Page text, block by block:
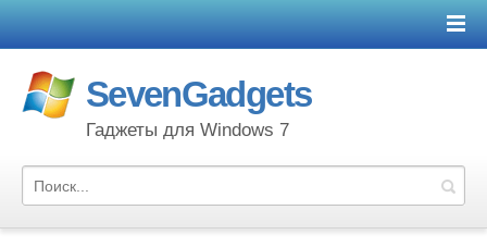
SevenGadgets
Гаджеты для Windows 7